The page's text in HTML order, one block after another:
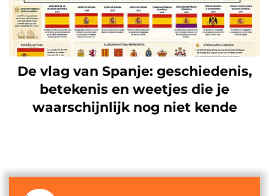
De vlag van Spanje: geschiedenis,
betekenis en weetjes die je
waarschijnlijk nog niet kende